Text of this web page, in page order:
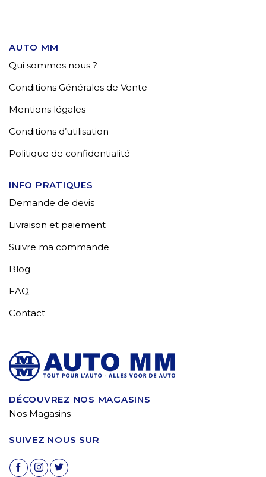
AUTO MM
Qui sommes nous ?
Conditions Générales de Vente
Mentions légales
Conditions d’utilisation
Politique de confidentialité
INFO PRATIQUES
Demande de devis
Livraison et paiement
Suivre ma commande
Blog
FAQ
Contact
DÉCOUVREZ NOS MAGASINS
Nos Magasins
SUIVEZ NOUS SUR